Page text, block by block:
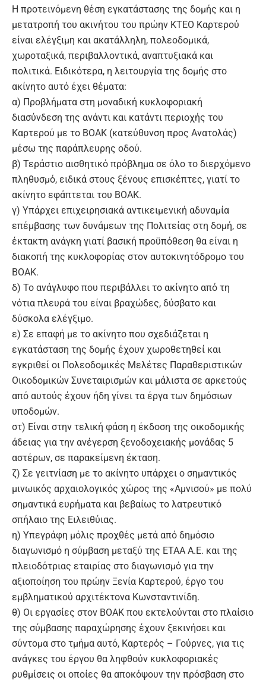
Η προτεινόμενη θέση εγκατάστασης της δομής και η
μετατροπή του ακινήτου του πρώην ΚΤΕΟ Καρτερού
είναι ελέγξιμη και ακατάλληλη, πολεοδομικά,
χωροταξικά, περιβαλλοντικά, αναπτυξιακά και
πολιτικά. Ειδικότερα, η λειτουργία της δομής στο
ακίνητο αυτό έχει θέματα:
α) Προβλήματα στη μοναδική κυκλοφοριακή
διασύνδεση της ανάντι και κατάντι περιοχής του
Καρτερού με το ΒΟΑΚ (κατεύθυνση προς Ανατολάς)
μέσω της παράπλευρης οδού.
β) Τεράστιο αισθητικό πρόβλημα σε όλο το διερχόμενο
πληθυσμό, ειδικά στους ξένους επισκέπτες, γιατί το
ακίνητο εφάπτεται του ΒΟΑΚ.
γ) Υπάρχει επιχειρησιακά αντικειμενική αδυναμία
επέμβασης των δυνάμεων της Πολιτείας στη δομή, σε
έκτακτη ανάγκη γιατί βασική προϋπόθεση θα είναι η
διακοπή της κυκλοφορίας στον αυτοκινητόδρομο του
ΒΟΑΚ.
δ) Το ανάγλυφο που περιβάλλει το ακίνητο από τη
νότια πλευρά του είναι βραχώδες, δύσβατο και
δύσκολα ελέγξιμο.
ε) Σε επαφή με το ακίνητο που σχεδιάζεται η
εγκατάσταση της δομής έχουν χωροθετηθεί και
εγκριθεί οι Πολεοδομικές Μελέτες Παραθεριστικών
Οικοδομικών Συνεταιρισμών και μάλιστα σε αρκετούς
από αυτούς έχουν ήδη γίνει τα έργα των δημόσιων
υποδομών.
στ) Είναι στην τελική φάση η έκδοση της οικοδομικής
άδειας για την ανέγερση ξενοδοχειακής μονάδας 5
αστέρων, σε παρακείμενη έκταση.
ζ) Σε γειτνίαση με το ακίνητο υπάρχει ο σημαντικός
μινωικός αρχαιολογικός χώρος της «Αμνισού» με πολύ
σημαντικά ευρήματα και βεβαίως το λατρευτικό
σπήλαιο της Ειλειθύιας.
η) Υπεγράφη μόλις προχθές μετά από δημόσιο
διαγωνισμό η σύμβαση μεταξύ της ΕΤΑΑ Α.Ε. και της
πλειοδότριας εταιρίας στο διαγωνισμό για την
αξιοποίηση του πρώην Ξενία Καρτερού, έργο του
εμβληματικού αρχιτέκτονα Κωνσταντινίδη.
θ) Οι εργασίες στον ΒΟΑΚ που εκτελούνται στο πλαίσιο
της σύμβασης παραχώρησης έχουν ξεκινήσει και
σύντομα στο τμήμα αυτό, Καρτερός – Γούρνες, για τις
ανάγκες του έργου θα ληφθούν κυκλοφοριακές
ρυθμίσεις οι οποίες θα αποκόψουν την πρόσβαση στο